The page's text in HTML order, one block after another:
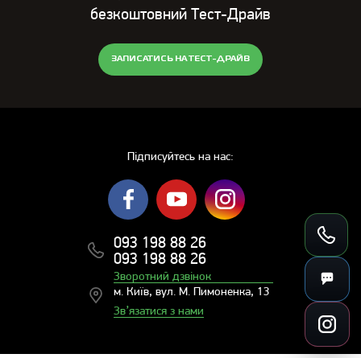
безкоштовний Тест-Драйв
ЗАПИСАТИСЬ НА ТЕСТ-ДРАЙВ
Підписуйтесь на нас:
093 198 88 26
093 198 88 26
Зворотний дзвінок
м. Київ, вул. М. Пимоненка, 13
Зв’язатися з нами